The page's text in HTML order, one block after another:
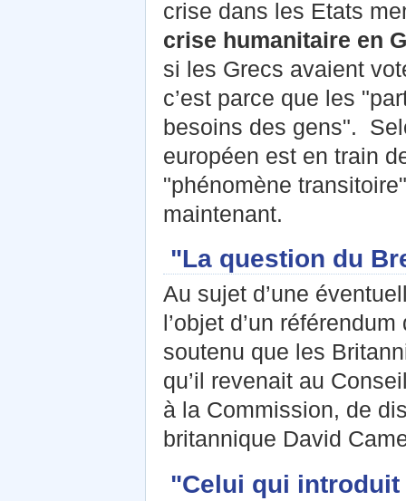
crise dans les Etats
crise humanitaire en
si les Grecs avaient
c’est parce que les
besoins des gens".
européen est en train
"phénomène
maintenant.
"La question du
Au sujet d’une
l’objet d’un
soutenu que les
qu’il revenait au
à la Commission, de
britannique David
"Celui qui introduit